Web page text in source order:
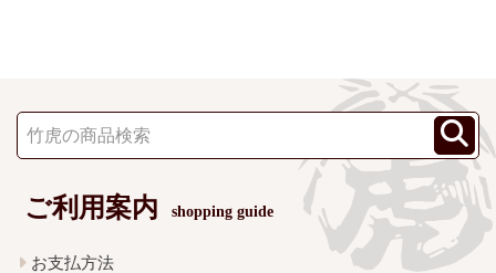
ご利用案内 shopping guide
お支払方法